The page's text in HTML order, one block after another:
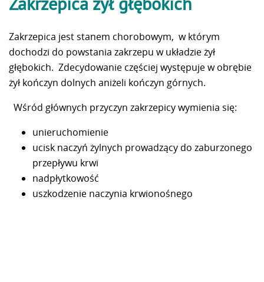
Zakrzepica jest stanem chorobowym, w którym
dochodzi do powstania zakrzepu w układzie żył
głębokich. Zdecydowanie częściej występuje w obrębie
żył kończyn dolnych aniżeli kończyn górnych.
Wśród głównych przyczyn zakrzepicy wymienia się:
unieruchomienie
ucisk naczyń żylnych prowadzący do zaburzonego
przepływu krwi
nadpłytkowość
uszkodzenie naczynia krwionośnego